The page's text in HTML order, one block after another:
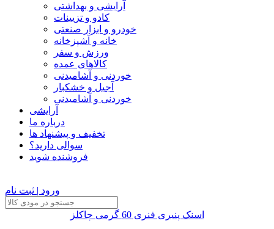
آرایشی و بهداشتی
کادو و تزیینات
خودرو و ابزار صنعتی
خانه و آشپزخانه
ورزش و سفر
کالاهای عمده
خوردنی و آشامیدنی
آجیل و خشکبار
خوردنی و آشامیدنی
آرایشی
درباره ما
تخفیف و پیشنهاد ها
سوالی دارید؟
فروشنده شوید
ورود | ثبت نام
اسنک پنیری فنری 60 گرمی چاکلز